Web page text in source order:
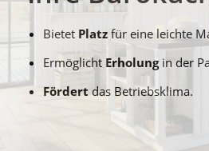
Bietet Platz für eine leichte
Ermöglicht Erholungin der
Fördertdas Betriebsklima.